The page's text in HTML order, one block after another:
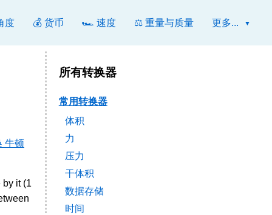
度 💰 货币 🏎️ 速度 ⚖️ 重量与质量 更多...
牛顿
by it (1
所有转换器
常用转换器
体积
力
压力
干体积
数据存储
时间